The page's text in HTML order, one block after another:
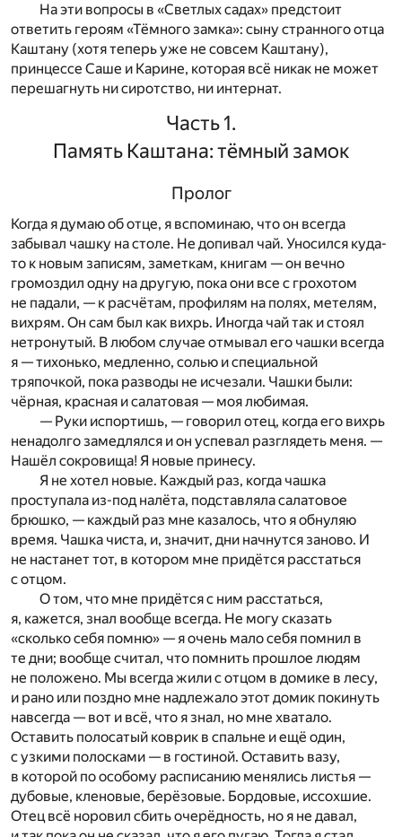
На эти вопросы в «Светлых садах» предстоит
ответить героям «Тёмного замка»: сыну странного отца
Каштану (хотя теперь уже не совсем Каштану),
принцессе Саше и Карине, которая всё никак не может
перешагнуть ни сиротство, ни интернат.
Часть 1.
Память Каштана: тёмный замок
Пролог
Когда я думаю об отце, я вспоминаю, что он всегда
забывал чашку на столе. Не допивал чай. Уносился куда-
то к новым записям, заметкам, книгам — он вечно
громоздил одну на другую, пока они все с грохотом
не падали, — к расчётам, профилям на полях, метелям,
вихрям. Он сам был как вихрь. Иногда чай так и стоял
нетронутый. В любом случае отмывал его чашки всегда
я — тихонько, медленно, солью и специальной
тряпочкой, пока разводы не исчезали. Чашки были:
чёрная, красная и салатовая — моя любимая.
— Руки испортишь, — говорил отец, когда его вихрь
ненадолго замедлялся и он успевал разглядеть меня. —
Нашёл сокровища! Я новые принесу.
Я не хотел новые. Каждый раз, когда чашка
проступала из-под налёта, подставляла салатовое
брюшко, — каждый раз мне казалось, что я обнуляю
время. Чашка чиста, и, значит, дни начнутся заново. И
не настанет тот, в котором мне придётся расстаться
с отцом.
О том, что мне придётся с ним расстаться,
я, кажется, знал вообще всегда. Не могу сказать
«сколько себя помню» — я очень мало себя помнил в
те дни; вообще считал, что помнить прошлое людям
не положено. Мы всегда жили с отцом в домике в лесу,
и рано или поздно мне надлежало этот домик покинуть
навсегда — вот и всё, что я знал, но мне хватало.
Оставить полосатый коврик в спальне и ещё один,
с узкими полосками — в гостиной. Оставить вазу,
в которой по особому расписанию менялись листья —
дубовые, кленовые, берёзовые. Бордовые, иссохшие.
Отец всё норовил сбить очерёдность, но я не давал,